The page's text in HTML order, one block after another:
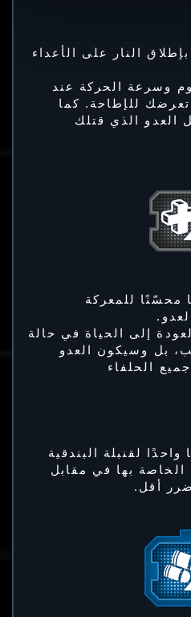
النار على الأعداء
وسرعة الحركة عند
تعرضك للإطاحة. كما
الذي قتلك
محسّنًا للمعركة
إلى الحياة في حالة
بل وسيكون العدو
الحلفاء
لقنبلة البندقية
الخاصة بها في مقابل
أقل.